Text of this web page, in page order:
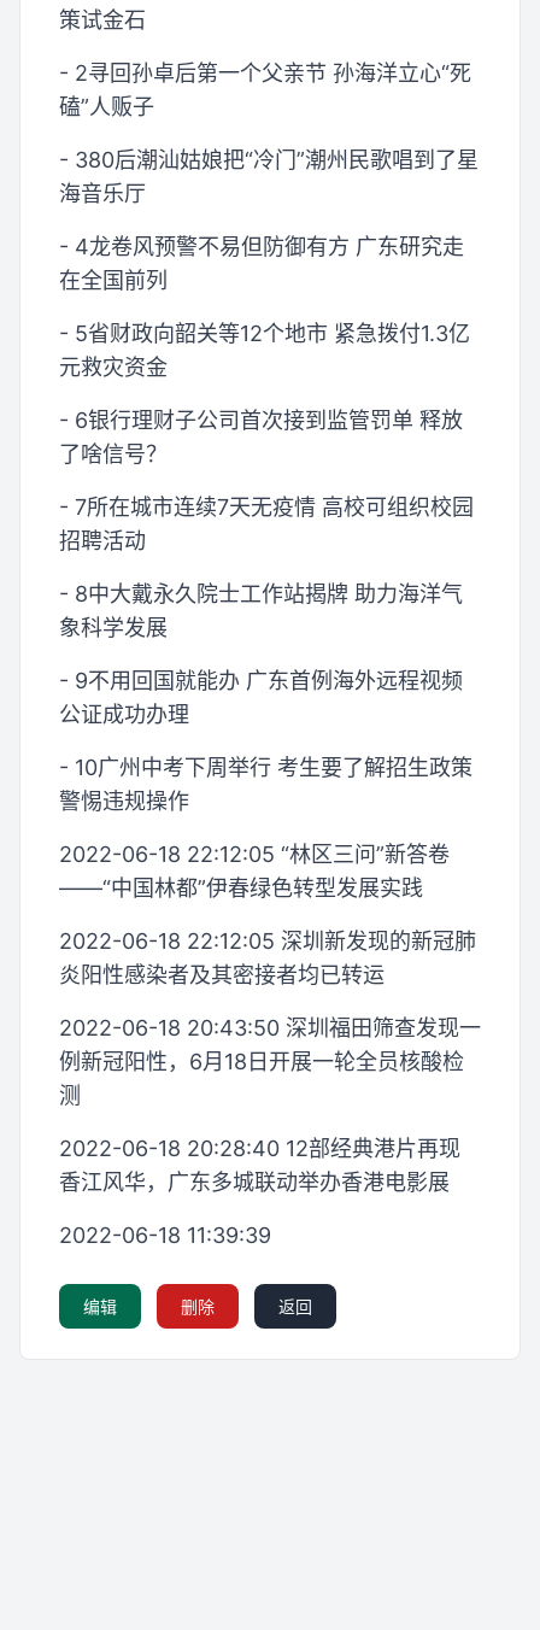
策试金石
- 2寻回孙卓后第一个父亲节 孙海洋立心“死
磕”人贩子
- 380后潮汕姑娘把“冷门”潮州民歌唱到了星
海音乐厅
- 4龙卷风预警不易但防御有方 广东研究走
在全国前列
- 5省财政向韶关等12个地市 紧急拨付1.3亿
元救灾资金
- 6银行理财子公司首次接到监管罚单 释放
了啥信号？
- 7所在城市连续7天无疫情 高校可组织校园
招聘活动
- 8中大戴永久院士工作站揭牌 助力海洋气
象科学发展
- 9不用回国就能办 广东首例海外远程视频
公证成功办理
- 10广州中考下周举行 考生要了解招生政策
警惕违规操作
2022-06-18 22:12:05 “林区三问”新答卷
——“中国林都”伊春绿色转型发展实践
2022-06-18 22:12:05 深圳新发现的新冠肺
炎阳性感染者及其密接者均已转运
2022-06-18 20:43:50 深圳福田筛查发现一
例新冠阳性，6月18日开展一轮全员核酸检
测
2022-06-18 20:28:40 12部经典港片再现
香江风华，广东多城联动举办香港电影展
2022-06-18 11:39:39
编辑 删除 返回